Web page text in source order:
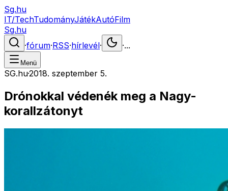
Sg.hu
IT/TechTudományJátékAutóFilm
Sg.hu
·fórum·RSS·hírlevél· ·...
Menü
SG.hu·2018. szeptember 5.
Drónokkal védenék meg a Nagy-
korallzátonyt